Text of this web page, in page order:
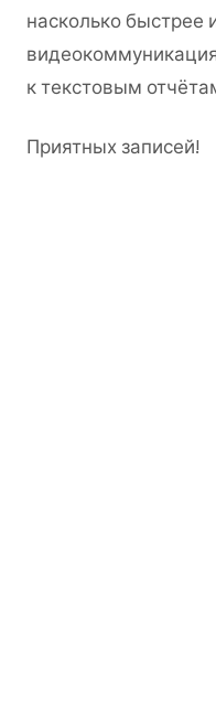
насколько быстрее
к текстовым
Приятных записей!